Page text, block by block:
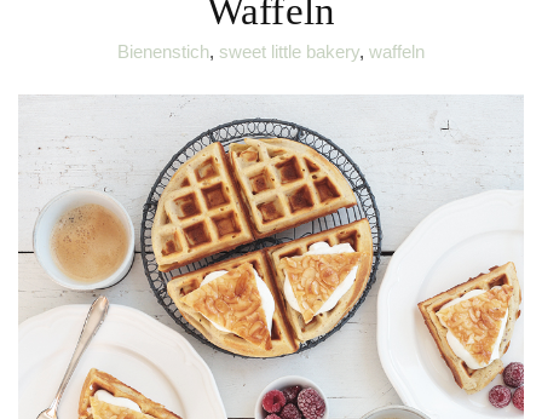
Waffeln
Bienenstich, sweet little bakery, waffeln